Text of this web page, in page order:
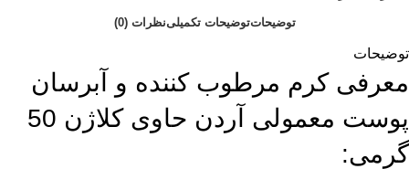
توضیحاتتوضیحات تکمیلینظرات (0)
توضیحات
معرفی کرم مرطوب کننده و آبرسان
پوست معمولی آردن حاوی کلاژن 50
گرمی: